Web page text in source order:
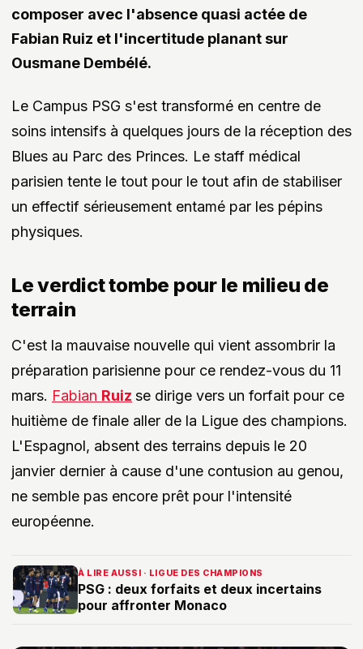
composer avec l'absence quasi actée de
Fabian Ruiz et l'incertitude planant sur
Ousmane Dembélé.
Le Campus PSG s'est transformé en centre de
soins intensifs à quelques jours de la réception des
Blues au Parc des Princes. Le staff médical
parisien tente le tout pour le tout afin de stabiliser
un effectif sérieusement entamé par les pépins
physiques.
Le verdict tombe pour le milieu de
terrain
C'est la mauvaise nouvelle qui vient assombrir la
préparation parisienne pour ce rendez-vous du 11
mars. Fabian Ruiz se dirige vers un forfait pour ce
huitième de finale aller de la Ligue des champions.
L'Espagnol, absent des terrains depuis le 20
janvier dernier à cause d'une contusion au genou,
ne semble pas encore prêt pour l'intensité
européenne.
À LIRE AUSSI · LIGUE DES CHAMPIONS
PSG : deux forfaits et deux incertains
pour affronter Monaco